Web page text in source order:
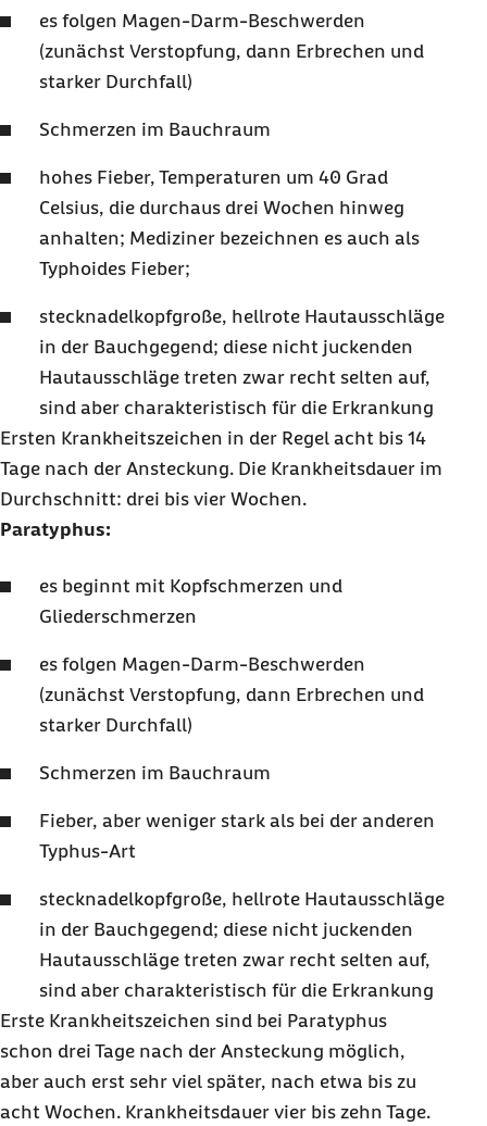
es folgen Magen-Darm-Beschwerden
(zunächst Verstopfung, dann Erbrechen und
starker Durchfall)
Schmerzen im Bauchraum
hohes Fieber, Temperaturen um 40 Grad
Celsius, die durchaus drei Wochen hinweg
anhalten; Mediziner bezeichnen es auch als
Typhoides Fieber;
stecknadelkopfgroße, hellrote Hautausschläge
in der Bauchgegend; diese nicht juckenden
Hautausschläge treten zwar recht selten auf,
sind aber charakteristisch für die Erkrankung
Ersten Krankheitszeichen in der Regel acht bis 14
Tage nach der Ansteckung. Die Krankheitsdauer im
Durchschnitt: drei bis vier Wochen.
Paratyphus:
es beginnt mit Kopfschmerzen und
Gliederschmerzen
es folgen Magen-Darm-Beschwerden
(zunächst Verstopfung, dann Erbrechen und
starker Durchfall)
Schmerzen im Bauchraum
Fieber, aber weniger stark als bei der anderen
Typhus-Art
stecknadelkopfgroße, hellrote Hautausschläge
in der Bauchgegend; diese nicht juckenden
Hautausschläge treten zwar recht selten auf,
sind aber charakteristisch für die Erkrankung
Erste Krankheitszeichen sind bei Paratyphus
schon drei Tage nach der Ansteckung möglich,
aber auch erst sehr viel später, nach etwa bis zu
acht Wochen. Krankheitsdauer vier bis zehn Tage.